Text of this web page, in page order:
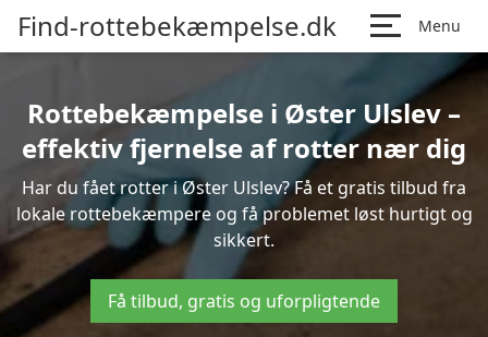
Find-rottebekæmpelse.dk Menu
Rottebekæmpelse i Øster Ulslev –
effektiv fjernelse af rotter nær dig
Har du fået rotter i Øster Ulslev? Få et gratis tilbud fra
lokale rottebekæmpere og få problemet løst hurtigt og
sikkert.
Få tilbud, gratis og uforpligtende